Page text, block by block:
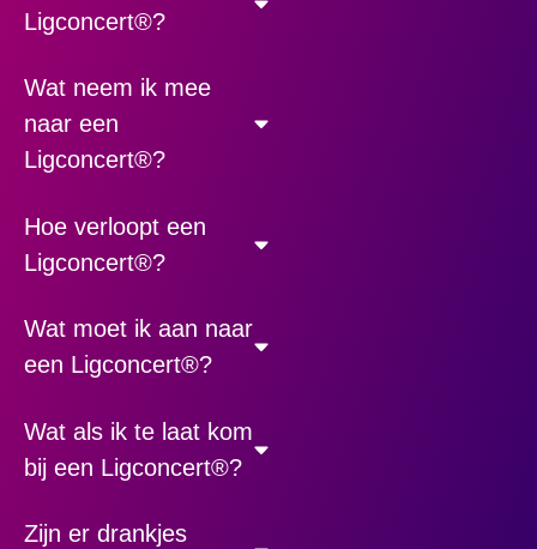
Ligconcert®?
Wat neem ik mee
naar een
Ligconcert®?
Hoe verloopt een
Ligconcert®?
Wat moet ik aan naar
een Ligconcert®?
Wat als ik te laat kom
bij een Ligconcert®?
Zijn er drankjes